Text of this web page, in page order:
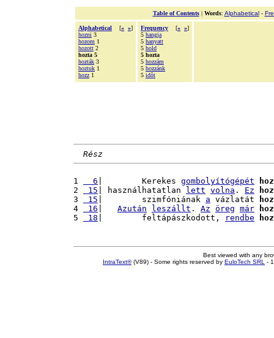
Table of Contents| Words: Alphabetical-
Alphabetical [« »]
hozni 3
hozom 1
hozott 2
hozta 5
hozták 3
hoztuk 1
hozz 1
Frequency [« »]
5 hangja
5 hanyatt
5 hold
5 hozta
5 hozzám
5 hozzánk
5 idõt
Rész
1
  6
|        Kerekes gombolyítógépét
2
15 | használhatatlan lett volna . Ez
3
15 |        szimfóniának a vázlatát
4
16 Azután leszállt . Az öreg már
5
18 |        feltápászkodott, rendbe
Best viewed with any
IntraText®(V89) - Some rights reserved by EuloTech SRL -